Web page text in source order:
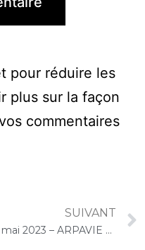
pour réduire les
plus sur la façon
commentaires
SUIVANT
22 mai 2023 – ARPAVIE Boissière (Briis-sous-Forges) : Concert « Choco-Duo CelloPiano »